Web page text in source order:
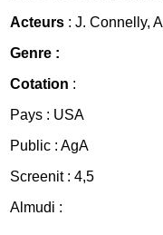
Acteurs : J. Connelly,
Genre :
Cotation :
Pays : USA
Public : AgA
Screenit : 4,5
Almudi :